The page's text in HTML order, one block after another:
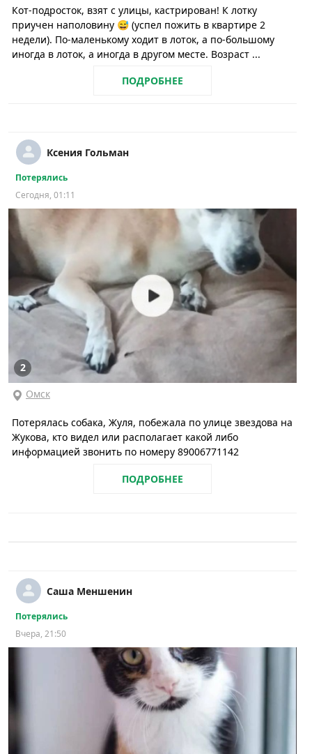
Кот-подросток, взят с улицы, кастрирован! К лотку
приучен наполовину 😅 (успел пожить в квартире 2
недели). По-маленькому ходит в лоток, а по-большому
иногда в лоток, а иногда в другом месте. Возраст ...
ПОДРОБНЕЕ
Ксения Гольман
Потерялись
Сегодня, 01:11
2
Омск
Потерялась собака, Жуля, побежала по улице звездова на
Жукова, кто видел или располагает какой либо
информацией звонить по номеру 89006771142
ПОДРОБНЕЕ
Саша Меншенин
Потерялись
Вчера, 21:50